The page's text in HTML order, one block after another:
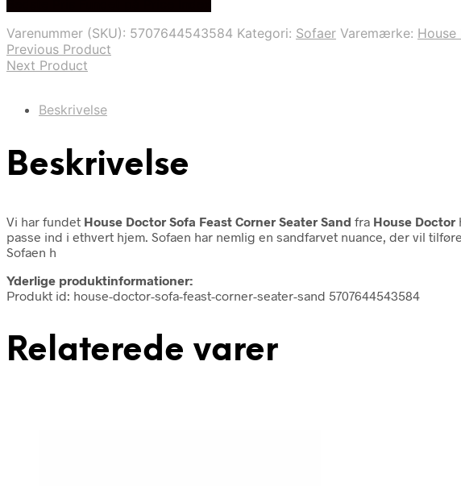
7.600,00 kr..5.850,00 kr..
Varenummer (SKU): 5707644543584 Kategori: Sofaer Varemærke:
Previous Product
Next Product
Beskrivelse
Beskrivelse
Vi har fundet House Doctor Sofa Feast Corner Seater Sand fra House Doctor
passe ind i ethvert hjem. Sofaen har nemlig en sandfarvet nuance, der vil
Sofaen h
Yderlige produktinformationer:
Produkt id: house-doctor-sofa-feast-corner-seater-sand 5707644543584
Relaterede varer